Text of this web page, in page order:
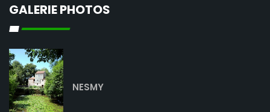
GALERIE PHOTOS
NESMY